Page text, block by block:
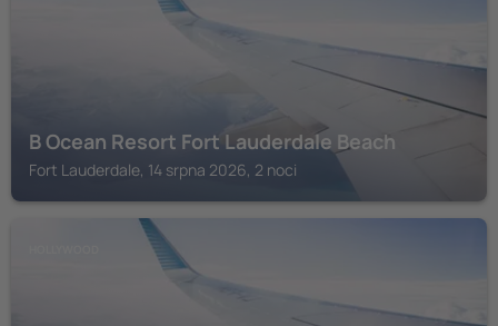
B Ocean Resort Fort Lauderdale Beach
Fort Lauderdale, 14 srpna 2026, 2 noci